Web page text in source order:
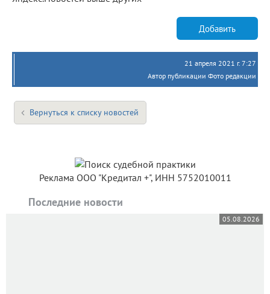
Добавить
21 апреля 2021 г. 7:27
Автор публикации Фото редакции
Вернуться к списку новостей
Реклама ООО "Кредитал +", ИНН 5752010011
Последние новости
05.08.2026